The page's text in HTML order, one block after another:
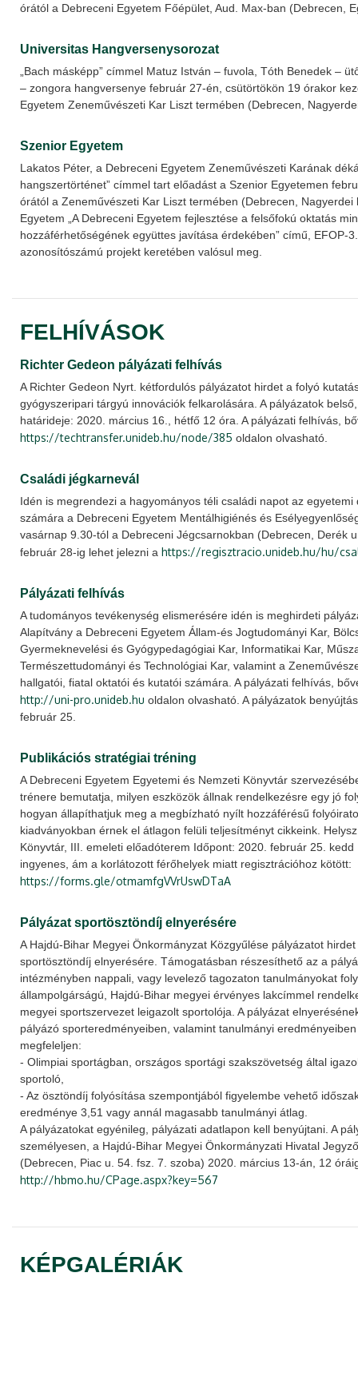
órától a Debreceni Egyetem Főépület, Aud. Max-ban (Debrecen,
Universitas Hangversenysorozat
„Bach másképp” címmel Matuz István – fuvola, Tóth Benedek –
– zongora hangversenye február 27-én, csütörtökön 19 órakor
Egyetem Zeneművészeti Kar Liszt termében (Debrecen,
Szenior Egyetem
Lakatos Péter, a Debreceni Egyetem Zeneművészeti Karának
hangszertörténet” címmel tart előadást a Szenior Egyetemen
órától a Zeneművészeti Kar Liszt termében (Debrecen, Nagyerdei
Egyetem „A Debreceni Egyetem fejlesztése a felsőfokú oktatás
hozzáférhetőségének együttes javítása érdekében” című, EFOP-
azonosítószámú projekt keretében valósul meg.
FELHÍVÁSOK
Richter Gedeon pályázati felhívás
A Richter Gedeon Nyrt. kétfordulós pályázatot hirdet a folyó
gyógyszeripari tárgyú innovációk felkarolására. A pályázatok
határideje: 2020. március 16., hétfő 12 óra. A pályázati felhívás,
https://techtransfer.unideb.hu/node/385 oldalon olvasható.
Családi jégkarnevál
Idén is megrendezi a hagyományos téli családi napot az
számára a Debreceni Egyetem Mentálhigiénés és
vasárnap 9.30-tól a Debreceni Jégcsarnokban (Debrecen, Derék
február 28-ig lehet jelezni a https://regisztracio.unideb.hu/hu/
Pályázati felhívás
A tudományos tevékenység elismerésére idén is meghirdeti
Alapítvány a Debreceni Egyetem Állam-és Jogtudományi Kar,
Gyermeknevelési és Gyógypedagógiai Kar, Informatikai Kar,
Természettudományi és Technológiai Kar, valamint a
hallgatói, fiatal oktatói és kutatói számára. A pályázati felhívás,
http://uni-pro.unideb.hu oldalon olvasható. A pályázatok
február 25.
Publikációs stratégiai tréning
A Debreceni Egyetem Egyetemi és Nemzeti Könyvtár
trénere bemutatja, milyen eszközök állnak rendelkezésre egy jó
hogyan állapíthatjuk meg a megbízható nyílt hozzáférésű
kiadványokban érnek el átlagon felüli teljesítményt cikkeink.
Könyvtár, III. emeleti előadóterem Időpont: 2020. február 25. kedd
ingyenes, ám a korlátozott férőhelyek miatt regisztrációhoz kötött:
https://forms.gle/otmamfgVVrUswDTaA
Pályázat sportösztöndíj elnyerésére
A Hajdú-Bihar Megyei Önkormányzat Közgyűlése pályázatot
sportösztöndíj elnyerésére. Támogatásban részesíthető az a
intézményben nappali, vagy levelező tagozaton tanulmányokat
állampolgárságú, Hajdú-Bihar megyei érvényes lakcímmel
megyei sportszervezet leigazolt sportolója. A pályázat
pályázó sporteredményeiben, valamint tanulmányi
megfeleljen:
- Olimpiai sportágban, országos sportági szakszövetség által
sportoló,
- Az ösztöndíj folyósítása szempontjából figyelembe vehető
eredménye 3,51 vagy annál magasabb tanulmányi átlag.
A pályázatokat egyénileg, pályázati adatlapon kell benyújtani. A
személyesen, a Hajdú-Bihar Megyei Önkormányzati Hivatal
(Debrecen, Piac u. 54. fsz. 7. szoba) 2020. március 13-án, 12
http://hbmo.hu/CPage.aspx?key=567
KÉPGALÉRIÁK